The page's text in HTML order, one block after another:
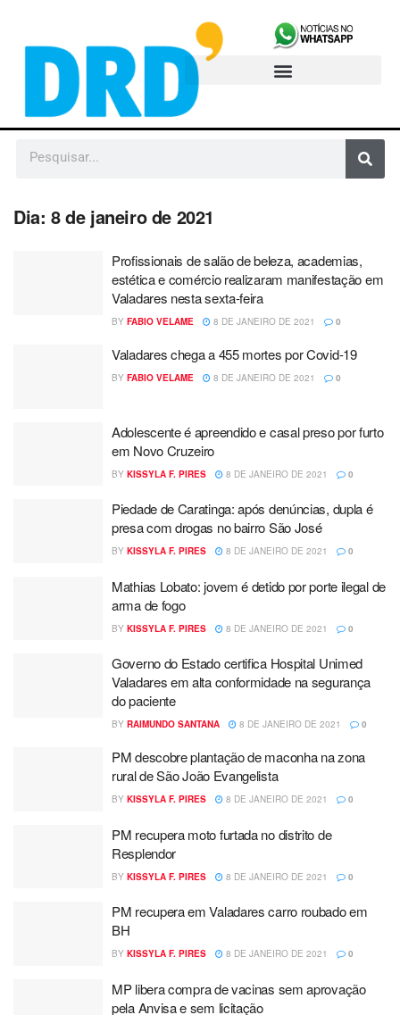
Dia: 8 de janeiro de 2021
Profissionais de salão de beleza, academias,
estética e comércio realizaram manifestação em
Valadares nesta sexta-feira
BY FABIO VELAME 8 DE JANEIRO DE 2021 0
Valadares chega a 455 mortes por Covid-19
BY FABIO VELAME 8 DE JANEIRO DE 2021 0
Adolescente é apreendido e casal preso por furto
em Novo Cruzeiro
BY KISSYLA F. PIRES 8 DE JANEIRO DE 2021 0
Piedade de Caratinga: após denúncias, dupla é
presa com drogas no bairro São José
BY KISSYLA F. PIRES 8 DE JANEIRO DE 2021 0
Mathias Lobato: jovem é detido por porte ilegal de
arma de fogo
BY KISSYLA F. PIRES 8 DE JANEIRO DE 2021 0
Governo do Estado certifica Hospital Unimed
Valadares em alta conformidade na segurança
do paciente
BY RAIMUNDO SANTANA 8 DE JANEIRO DE 2021 0
PM descobre plantação de maconha na zona
rural de São João Evangelista
BY KISSYLA F. PIRES 8 DE JANEIRO DE 2021 0
PM recupera moto furtada no distrito de
Resplendor
BY KISSYLA F. PIRES 8 DE JANEIRO DE 2021 0
PM recupera em Valadares carro roubado em
BH
BY KISSYLA F. PIRES 8 DE JANEIRO DE 2021 0
MP libera compra de vacinas sem aprovação
pela Anvisa e sem licitação